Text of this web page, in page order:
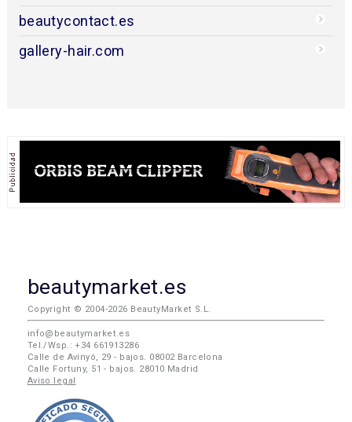
beautycontact.es
gallery-hair.com
beautymarket.es
Copyright © 2004-2026 BeautyMarket S.L.
info@beautymarket.es
Tel./Wsp.: +34 661913286
Calle de Avinyó, 29 - bajos. 08002 Barcelona
Calle Fortuny, 51 - bajos. 28010 Madrid
Aviso legal